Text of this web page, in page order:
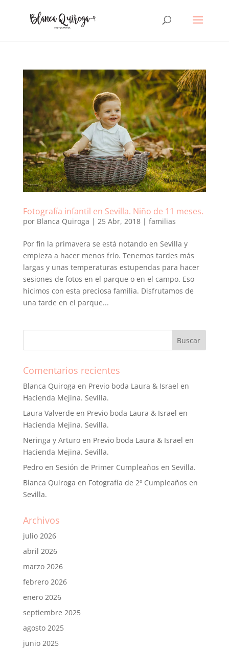
Fotografía infantil en Sevilla. Niño de 11 meses.
por Blanca Quiroga | 25 Abr, 2018| familias
Por fin la primavera se está notando en Sevilla y
empieza a hacer menos frío. Tenemos tardes más
largas y unas temperaturas estupendas para hacer
sesiones de fotos en el parque o en el campo. Eso
hicimos con esta preciosa familia. Disfrutamos de
una tarde en el parque...
Comentarios recientes
Blanca Quiroga en Previo boda Laura & Israel en
Hacienda Mejina. Sevilla.
Laura Valverde en Previo boda Laura & Israel en
Hacienda Mejina. Sevilla.
Neringa y Arturoen Previo boda Laura & Israel en
Hacienda Mejina. Sevilla.
Pedroen Sesión de Primer Cumpleaños en Sevilla.
Blanca Quiroga en Fotografía de 2º Cumpleaños en
Sevilla.
Archivos
julio 2026
abril 2026
marzo 2026
febrero 2026
enero 2026
septiembre 2025
agosto 2025
junio 2025